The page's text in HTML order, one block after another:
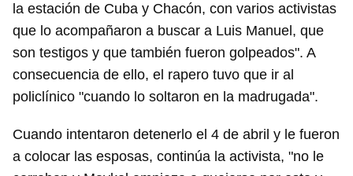
la estación de Cuba y Chacón, con varios activistas
que lo acompañaron a buscar a Luis Manuel, que
son testigos y que también fueron golpeados". A
consecuencia de ello, el rapero tuvo que ir al
policlínico "cuando lo soltaron en la madrugada".
Cuando intentaron detenerlo el 4 de abril y le fueron
a colocar las esposas, continúa la activista, "no le